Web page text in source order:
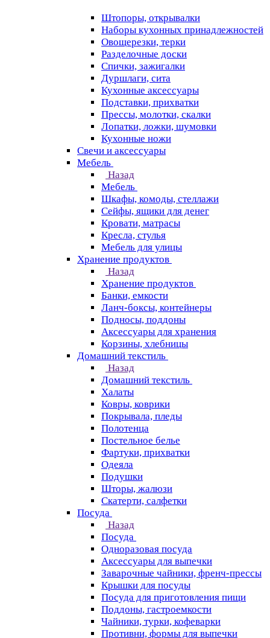
Штопоры, открывалки
Наборы кухонных принадлежностей
Овощерезки, терки
Разделочные доски
Спички, зажигалки
Дуршлаги, сита
Кухонные аксессуары
Подставки, прихватки
Прессы, молотки, скалки
Лопатки, ложки, шумовки
Кухонные ножи
Свечи и аксессуары
Мебель
Назад
Мебель
Шкафы, комоды, стеллажи
Сейфы, ящики для денег
Кровати, матрасы
Кресла, стулья
Мебель для улицы
Хранение продуктов
Назад
Хранение продуктов
Банки, емкости
Ланч-боксы, контейнеры
Подносы, поддоны
Аксессуары для хранения
Корзины, хлебницы
Домашний текстиль
Назад
Домашний текстиль
Халаты
Ковры, коврики
Покрывала, пледы
Полотенца
Постельное белье
Фартуки, прихватки
Одеяла
Подушки
Шторы, жалюзи
Скатерти, салфетки
Посуда
Назад
Посуда
Одноразовая посуда
Аксессуары для выпечки
Заварочные чайники, френч-прессы
Крышки для посуды
Посуда для приготовления пищи
Поддоны, гастроемкости
Чайники, турки, кофеварки
Противни, формы для выпечки